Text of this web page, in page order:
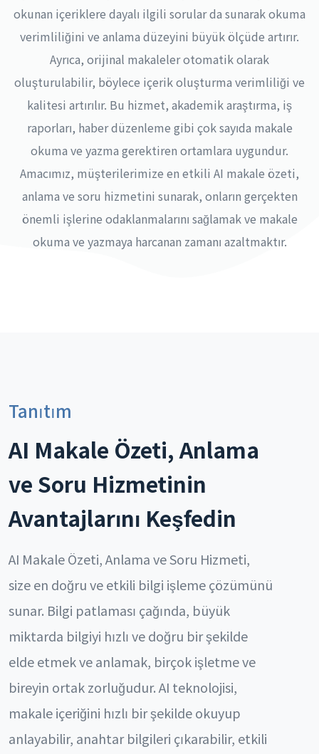
okunan içeriklere dayalı ilgili sorular da sunarak okuma
verimliliğini ve anlama düzeyini büyük ölçüde artırır.
Ayrıca, orijinal makaleler otomatik olarak
oluşturulabilir, böylece içerik oluşturma verimliliği ve
kalitesi artırılır. Bu hizmet, akademik araştırma, iş
raporları, haber düzenleme gibi çok sayıda makale
okuma ve yazma gerektiren ortamlara uygundur.
Amacımız, müşterilerimize en etkili AI makale özeti,
anlama ve soru hizmetini sunarak, onların gerçekten
önemli işlerine odaklanmalarını sağlamak ve makale
okuma ve yazmaya harcanan zamanı azaltmaktır.
Tanıtım
AI Makale Özeti, Anlama
ve Soru Hizmetinin
Avantajlarını Keşfedin
AI Makale Özeti, Anlama ve Soru Hizmeti,
size en doğru ve etkili bilgi işleme çözümünü
sunar. Bilgi patlaması çağında, büyük
miktarda bilgiyi hızlı ve doğru bir şekilde
elde etmek ve anlamak, birçok işletme ve
bireyin ortak zorluğudur. AI teknolojisi,
makale içeriğini hızlı bir şekilde okuyup
anlayabilir, anahtar bilgileri çıkarabilir, etkili